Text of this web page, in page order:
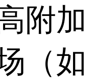
附加
（如